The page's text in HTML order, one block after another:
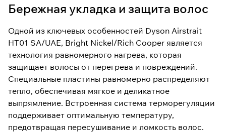
Бережная укладка и защита волос
Одной из ключевых особенностей Dyson Airstrait
HT01 SA/UAE, Bright Nickel/Rich Cooper является
технология равномерного нагрева, которая
защищает волосы от перегрева и повреждений.
Специальные пластины равномерно распределяют
тепло, обеспечивая мягкое и деликатное
выпрямление. Встроенная система терморегуляции
поддерживает оптимальную температуру,
предотвращая пересушивание и ломкость волос.